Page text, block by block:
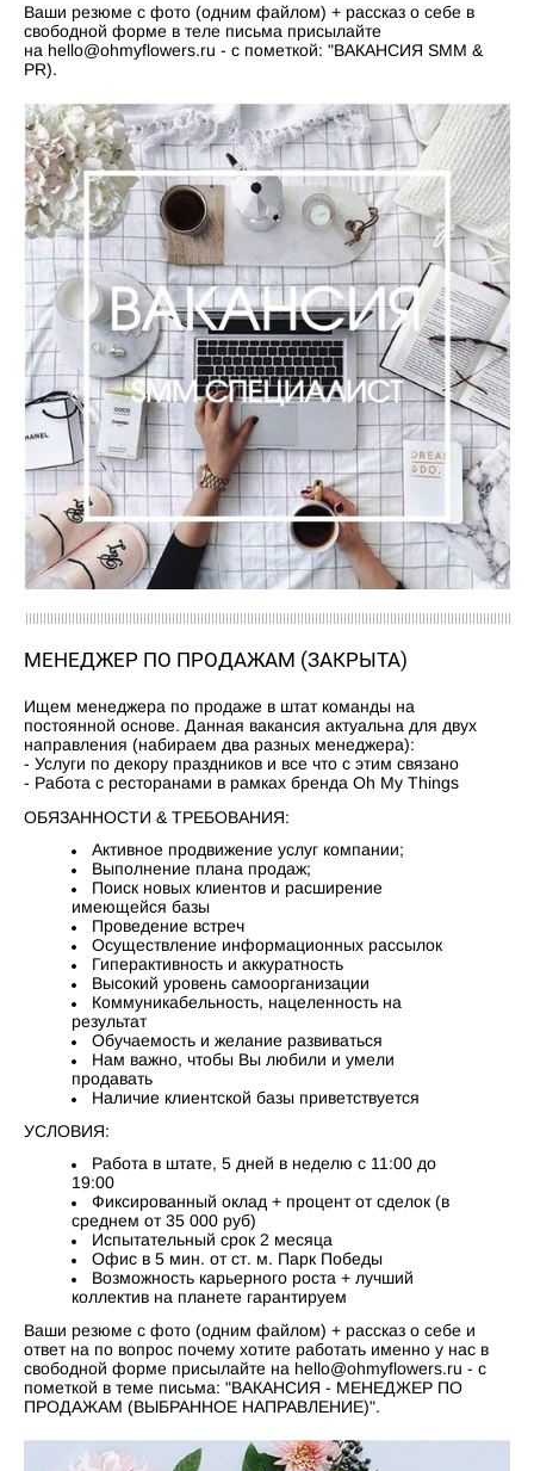
Ваши резюме с фото (одним файлом) + рассказ о себе в
свободной форме в теле письма присылайте
на hello@ohmyflowers.ru - с пометкой: "ВАКАНСИЯ SMM &
PR).
МЕНЕДЖЕР ПО ПРОДАЖАМ (ЗАКРЫТА)
Ищем менеджера по продаже в штат команды на
постоянной основе. Данная вакансия актуальна для двух
направления (набираем два разных менеджера):
- Услуги по декору праздников и все что с этим связано
- Работа с ресторанами в рамках бренда Oh My Things
ОБЯЗАННОСТИ & ТРЕБОВАНИЯ:
Активное продвижение услуг компании;
Выполнение плана продаж;
Поиск новых клиентов и расширение
имеющейся базы
Проведение встреч
Осуществление информационных рассылок
Гиперактивность и аккуратность
Высокий уровень самоорганизации
Коммуникабельность, нацеленность на
результат
Обучаемость и желание развиваться
Нам важно, чтобы Вы любили и умели
продавать
Наличие клиентской базы приветствуется
УСЛОВИЯ:
Работа в штате, 5 дней в неделю с 11:00 до
19:00
Фиксированный оклад + процент от сделок (в
среднем от 35 000 руб)
Испытательный срок 2 месяца
Офис в 5 мин. от ст. м. Парк Победы
Возможность карьерного роста + лучший
коллектив на планете гарантируем
Ваши резюме с фото (одним файлом) + рассказ о себе и
ответ на по вопрос почему хотите работать именно у нас в
свободной форме присылайте на hello@ohmyflowers.ru - с
пометкой в теме письма: "ВАКАНСИЯ - МЕНЕДЖЕР ПО
ПРОДАЖАМ (ВЫБРАННОЕ НАПРАВЛЕНИЕ)".